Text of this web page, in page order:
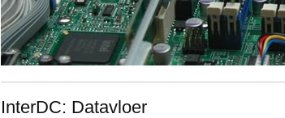
InterDC: Datavloer